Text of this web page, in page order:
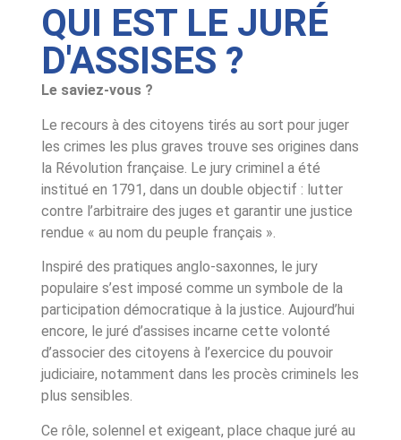
QUI EST LE JURÉ
D'ASSISES ?
Le saviez-vous ?
Le recours à des citoyens tirés au sort pour juger
les crimes les plus graves trouve ses origines dans
la Révolution française. Le jury criminel a été
institué en 1791, dans un double objectif : lutter
contre l’arbitraire des juges et garantir une justice
rendue « au nom du peuple français ».
Inspiré des pratiques anglo-saxonnes, le jury
populaire s’est imposé comme un symbole de la
participation démocratique à la justice. Aujourd’hui
encore, le juré d’assises incarne cette volonté
d’associer des citoyens à l’exercice du pouvoir
judiciaire, notamment dans les procès criminels les
plus sensibles.
Ce rôle, solennel et exigeant, place chaque juré au